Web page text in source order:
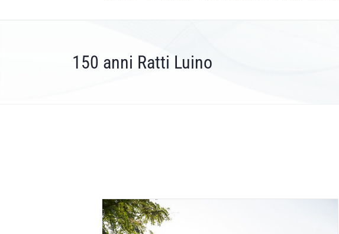
150 anni Ratti Luino